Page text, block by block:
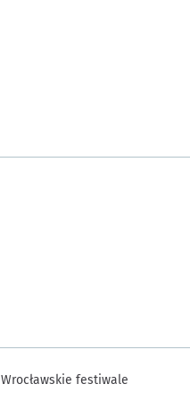
Wrocławskie festiwale